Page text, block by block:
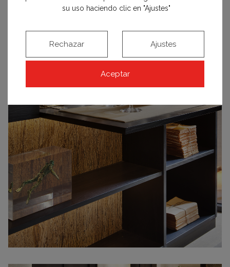
su uso haciendo clic en "Ajustes"
Aceptar
Rechazar Ajustes